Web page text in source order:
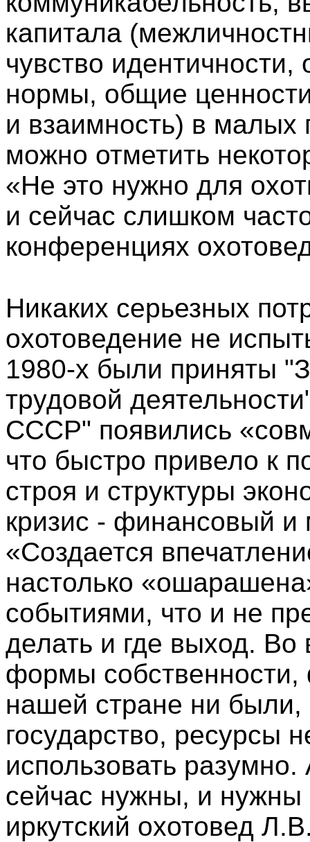
капитала
чувство
нормы, общие
и взаимность) в малых
можно отметить
«Не это нужно для
и сейчас слишком
конференциях
Никаких серьезных
охотоведение не
1980-х были приняты
трудовой
СССР" появились
что быстро привело к
строя и структуры
кризис - финансовый и
«Создается
настолько
событиями, что и не
делать и где выход. Во
формы собственности,
нашей стране ни были,
государство, ресурсы
использовать
сейчас нужны, и
иркутский охотовед